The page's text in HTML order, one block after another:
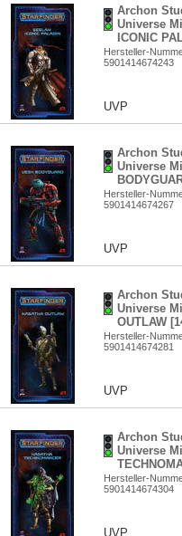
Archon
Universe
ICONIC
Hersteller-
5901414674243
UVP
Archon
Universe
Hersteller-
5901414674267
UVP
Archon
Universe
OUTLAW
Hersteller-
5901414674281
UVP
Archon
Universe
Hersteller-
5901414674304
UVP